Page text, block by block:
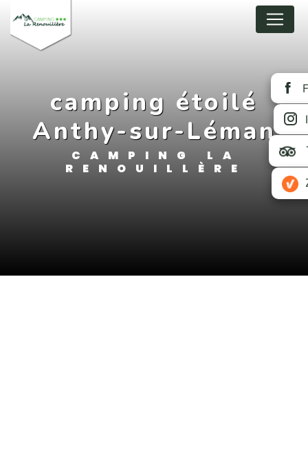
camping étoilé
Anthy-sur-Léman
CAMPING LA
RENOUILLÈRE